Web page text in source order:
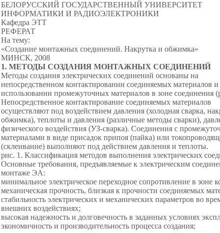
БЕЛОРУССКИЙ ГОСУДАРСТВЕННЫЙ УНИВЕРСИТЕТ
ИНФОРМАТИКИ И РАДИОЭЛЕКТРОНИКИ
Кафедра ЭТТ
РЕФЕРАТ
На тему:
«Создание монтажных соединений. Накрутка и обжимка»
МИНСК, 2008
1. МЕТОДЫ СОЗДАНИЯ МОНТАЖНЫХ СОЕДИНЕНИЙ
Методы создания электрических соединений основаны на
непосредственном контактировании соединяемых материалов и
использовании промежуточных материалов в зоне соединения
Непосредственное контактирование соединяемых материалов
осуществляют под воздействием давления (холодная сварка,
обжимка), теплоты и давления (различные методы сварки),
физического воздействия (УЗ-сварка). Соединения с
материалами в виде присадок припоя (пайка) или
(склеивание) выполняют под действием давления и теплоты.
рис. 1. Классификация методов выполнения электрических
Основные требования, предъявляемые к электрическим
монтаже ЭА:
минимальное электрическое переходное сопротивление в зоне
механическая прочность, близкая к прочности соединяемых
стабильность электрических и механических параметров во
внешних воздействиях;
высокая надежность и долговечность в заданных условиях
экономичность и производительность процесса создания;